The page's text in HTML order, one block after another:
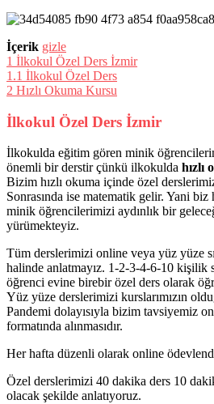
İçerik gizle
1 İlkokul Özel Ders İzmir
1.1 İlkokul Özel Ders
2 Hızlı Okuma Kursu
İlkokul Özel Ders İzmir
İlkokulda eğitim gören minik
önemli bir derstir çünkü ilkokulda hızlı
Bizim hızlı okuma içinde özel
Sonrasında ise matematik gelir. Yani
minik öğrencilerimizi aydınlık bir
yürümekteyiz.
Tüm derslerimizi online veya yüz yüze
halinde anlatmayız. 1-2-3-4-6-10 kişilik
öğrenci evine birebir özel ders olarak
Yüz yüze derslerimizi kurslarımızın
Pandemi dolayısıyla bizim tavsiyemiz
formatında alınmasıdır.
Her hafta düzenli olarak online
Özel derslerimizi 40 dakika ders 10
olacak şekilde anlatıyoruz.